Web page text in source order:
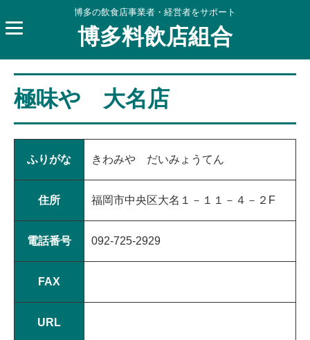
博多の飲食店事業者・経営者をサポート
博多料飲店組合
極味や 大名店
ふりがな きわみや だいみょうてん
住所 福岡市中央区大名１－１１－４－２F
電話番号 092-725-2929
FAX
URL